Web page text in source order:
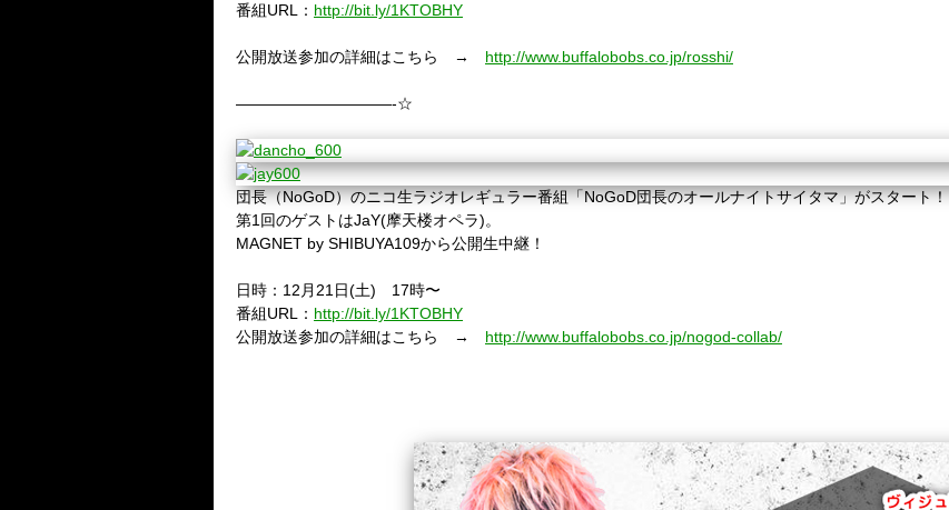
番組URL： http://bit.ly/1KTOBHY
公開放送参加の詳細はこちら → http://www.buffalobobs.co.jp/rosshi/
——————————-☆
団長（NoGoD）のニコ生ラジオレギュラー番組「NoGoD団長のオールナイトサイタマ」がスタート！
第1回のゲストはJaY(摩天楼オペラ)。
MAGNET by SHIBUYA109から公開生中継！
日時：12月21日(土) 17時〜
番組URL： http://bit.ly/1KTOBHY
公開放送参加の詳細はこちら → http://www.buffalobobs.co.jp/nogod-collab/